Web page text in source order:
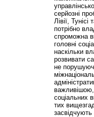
серйозні
Лівії,
потрібно
спроможна
головні
наскільки
розвивати
не
важливішою,
соціальних
тих